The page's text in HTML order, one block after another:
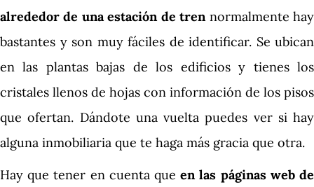
alrededor de una estación de trennormalmente hay
bastantes y son muy fáciles de identificar. Se ubican
en las plantas bajas de los edificios y tienes los
cristales llenos de hojas con información de los pisos
que ofertan. Dándote una vuelta puedes ver si hay
alguna inmobiliaria que te haga más gracia que otra.
Hay que tener en cuenta queen las páginas web de